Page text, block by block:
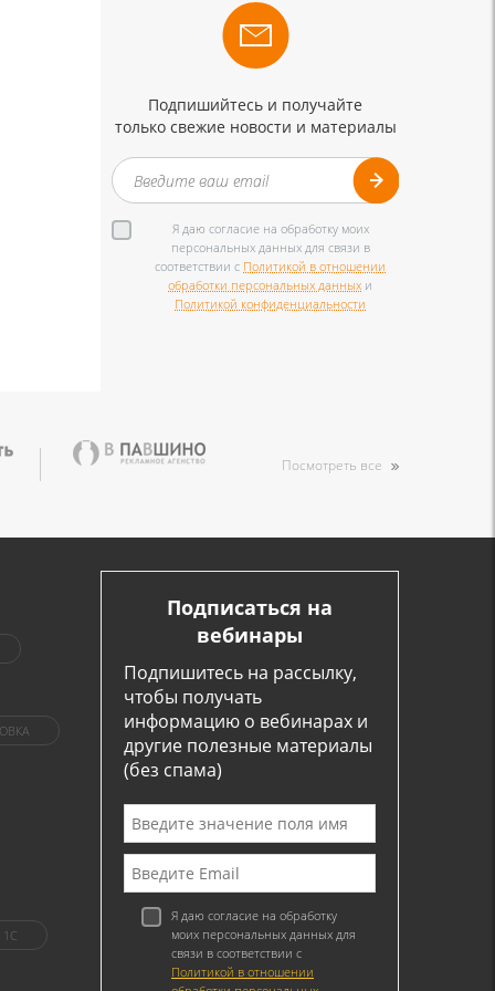
Подпишийтесь и получайте
только свежие новости и материалы
Я даю согласие на обработку моих
персональных данных для связи в
соответствии с Политикой в отношении
обработки персональных данных и
Политикой конфиденциальности
Посмотреть все
1C
Подписаться на
вебинары
Подпишитесь на рассылку,
чтобы получать
информацию о вебинарах и
другие полезные материалы
(без спама)
Я даю согласие на обработку
моих персональных данных для
связи в соответствии с
Политикой в отношении